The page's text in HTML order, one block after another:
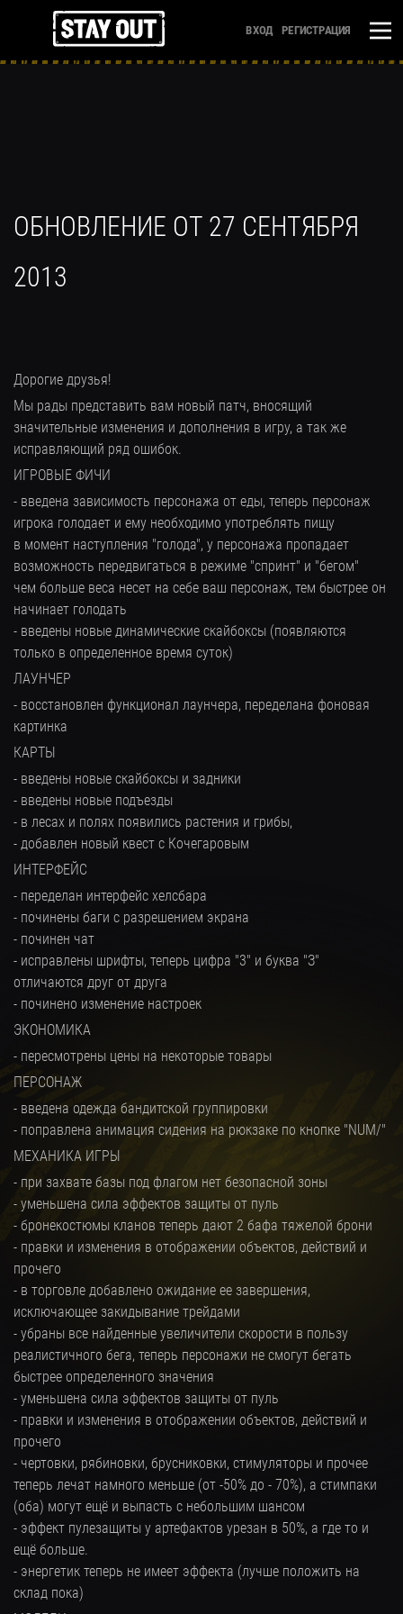
ВХОД РЕГИСТРАЦИЯ
ОБНОВЛЕНИЕ ОТ 27 СЕНТЯБРЯ
2013
Дорогие друзья!
Мы рады представить вам новый патч, вносящий
значительные изменения и дополнения в игру, а так же
исправляющий ряд ошибок.
ИГРОВЫЕ ФИЧИ
- введена зависимость персонажа от еды, теперь персонаж
игрока голодает и ему необходимо употреблять пищу
в момент наступления "голода", у персонажа пропадает
возможность передвигаться в режиме "спринт" и "бегом"
чем больше веса несет на себе ваш персонаж, тем быстрее он
начинает голодать
- введены новые динамические скайбоксы (появляются
только в определенное время суток)
ЛАУНЧЕР
- восстановлен функционал лаунчера, переделана фоновая
картинка
КАРТЫ
- введены новые скайбоксы и задники
- введены новые подъезды
- в лесах и полях появились растения и грибы,
- добавлен новый квест с Кочегаровым
ИНТЕРФЕЙС
- переделан интерфейс хелсбара
- починены баги с разрешением экрана
- починен чат
- исправлены шрифты, теперь цифра "3" и буква "З"
отличаются друг от друга
- починено изменение настроек
ЭКОНОМИКА
- пересмотрены цены на некоторые товары
ПЕРСОНАЖ
- введена одежда бандитской группировки
- поправлена анимация сидения на рюкзаке по кнопке "NUM/"
МЕХАНИКА ИГРЫ
- при захвате базы под флагом нет безопасной зоны
- уменьшена сила эффектов защиты от пуль
- бронекостюмы кланов теперь дают 2 бафа тяжелой брони
- правки и изменения в отображении объектов, действий и
прочего
- в торговле добавлено ожидание ее завершения,
исключающее закидывание трейдами
- убраны все найденные увеличители скорости в пользу
реалистичного бега, теперь персонажи не смогут бегать
быстрее определенного значения
- уменьшена сила эффектов защиты от пуль
- правки и изменения в отображении объектов, действий и
прочего
- чертовки, рябиновки, брусниковки, стимуляторы и прочее
теперь лечат намного меньше (от -50% до - 70%), а стимпаки
(оба) могут ещё и выпасть с небольшим шансом
- эффект пулезащиты у артефактов урезан в 50%, а где то и
ещё больше.
- энергетик теперь не имеет эффекта (лучше положить на
склад пока)